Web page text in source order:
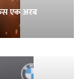
एक अरब